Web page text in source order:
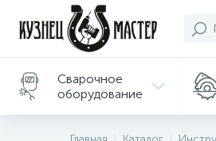
Сварочное
оборудование
Подарки/